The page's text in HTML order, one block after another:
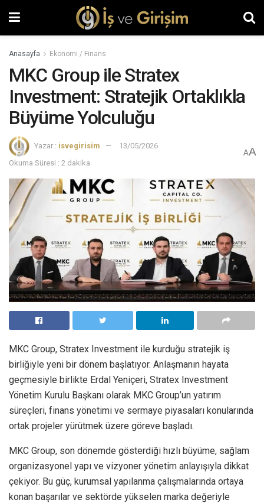
Anasayfa Ekonomi / Finans
MKC Group ile Stratex
Investment: Stratejik Ortaklıkla
Büyüme Yolculuğu
Yazar : isvegirisim
13/05/2026
Okuma Süresi : 2 dakika
AA
MKC Group, Stratex Investment ile kurduğu stratejik iş
birliğiyle yeni bir dönem başlatıyor. Anlaşmanın hayata
geçmesiyle birlikte Erdal Yeniçeri, Stratex Investment
Yönetim Kurulu Başkanı olarak MKC Group’un yatırım
süreçleri, finans yönetimi ve sermaye piyasaları konularında
ortak projeler yürütmek üzere göreve başladı.
MKC Group, son dönemde gösterdiği hızlı büyüme, sağlam
organizasyonel yapı ve vizyoner yönetim anlayışıyla dikkat
çekiyor. Bu güç, kurumsal yapılanma çalışmalarında ortaya
konan başarılar ve sektörde yükselen marka değeriyle